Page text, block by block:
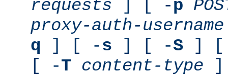
requests ] [ -p
proxy-auth-username
q ] [ -s ] [ -S ] [
[ -T content-type ]